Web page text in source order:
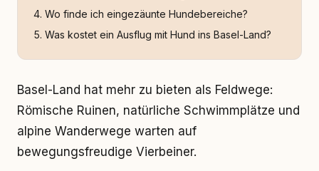
Wo finde ich eingezäunte Hundebereiche?
Was kostet ein Ausflug mit Hund ins Basel-Land?
Basel-Land hat mehr zu bieten als Feldwege:
Römische Ruinen, natürliche Schwimmplätze und
alpine Wanderwege warten auf
bewegungsfreudige Vierbeiner.